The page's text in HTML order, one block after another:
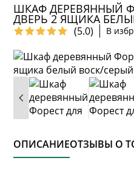
ШКАФ ДЕРЕВЯННЫЙ
ДВЕРЬ 2 ЯЩИКА
(5.0) В
ОПИСАНИЕОТЗЫВЫ О